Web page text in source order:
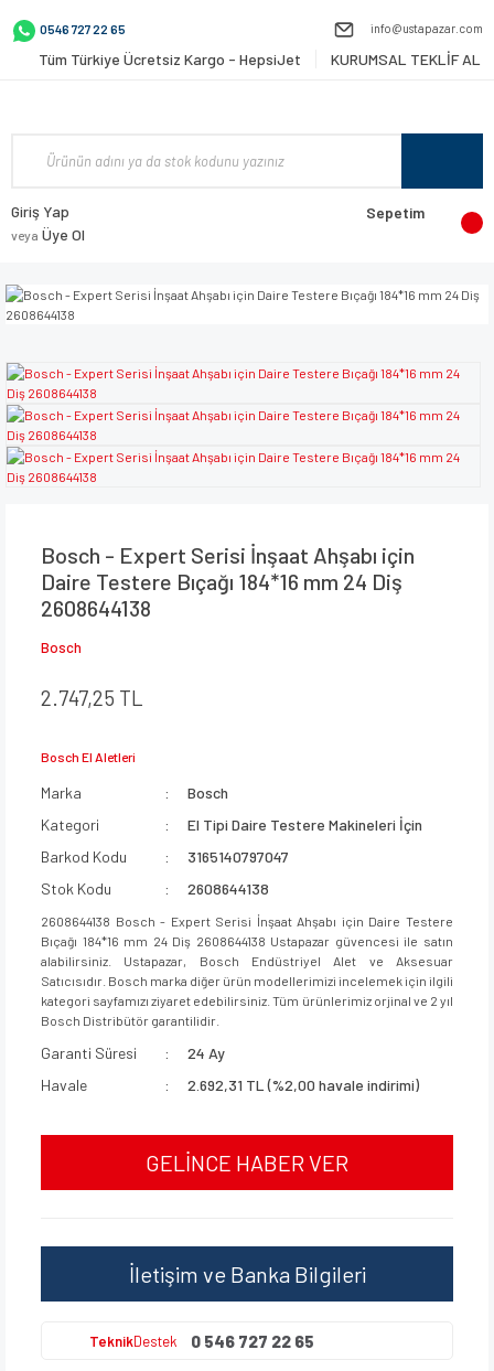
0546 727 22 65 info@ustapazar.com
Tüm Türkiye Ücretsiz Kargo - HepsiJet KURUMSAL TEKLİF AL
Giriş Yap
veya Üye Ol
Sepetim
Bosch - Expert Serisi İnşaat Ahşabı için
Daire Testere Bıçağı 184*16 mm 24 Diş
2608644138
Bosch
2.747,25 TL
Bosch El Aletleri
Marka
Bosch
Kategori
El Tipi Daire Testere Makineleri İçin
Barkod Kodu
3165140797047
Stok Kodu
2608644138
2608644138 Bosch - Expert Serisi İnşaat Ahşabı için Daire Testere
Bıçağı 184*16 mm 24 Diş 2608644138 Ustapazar güvencesi ile satın
alabilirsiniz. Ustapazar, Bosch Endüstriyel Alet ve Aksesuar
Satıcısıdır. Bosch marka diğer ürün modellerimizi incelemek için ilgili
kategori sayfamızı ziyaret edebilirsiniz. Tüm ürünlerimiz orjinal ve 2 yıl
Bosch Distribütör garantilidir.
Garanti Süresi
24 Ay
Havale
2.692,31 TL (%2,00 havale indirimi)
GELİNCE HABER VER
İletişim ve Banka Bilgileri
TeknikDestek 0 546 727 22 65